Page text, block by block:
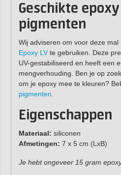
Geschikte
pigmenten
Wij adviseren om voor deze mal
Epoxy LVte gebruiken. Deze
UV-gestabiliseerd en heeft een
mengverhouding. Ben je op
om je epoxy mee te kleuren?
pigmenten.
Eigenschappen
Materiaal: siliconen
Afmetingen: 7 x 5 cm (LxB)
Je hebt ongeveer 15 gram